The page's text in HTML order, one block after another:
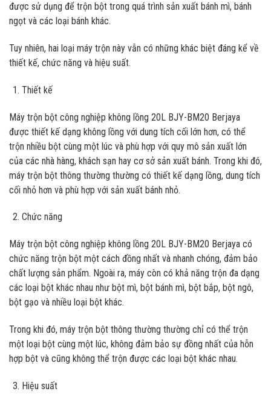
được sử dụng để trộn bột trong quá trình sản xuất bánh mì, bánh
ngọt và các loại bánh khác.
Tuy nhiên, hai loại máy trộn này vẫn có những khác biệt đáng kể về
thiết kế, chức năng và hiệu suất.
Thiết kế
Máy trộn bột công nghiệp không lồng 20L BJY-BM20 Berjaya
được thiết kế dạng không lồng với dung tích cối lớn hơn, có thể
trộn nhiều bột cùng một lúc và phù hợp với quy mô sản xuất lớn
của các nhà hàng, khách sạn hay cơ sở sản xuất bánh. Trong khi đó,
máy trộn bột thông thường thường có thiết kế dạng lồng, dung tích
cối nhỏ hơn và phù hợp với sản xuất bánh nhỏ.
Chức năng
Máy trộn bột công nghiệp không lồng 20L BJY-BM20 Berjaya có
chức năng trộn bột một cách đồng nhất và nhanh chóng, đảm bảo
chất lượng sản phẩm. Ngoài ra, máy còn có khả năng trộn đa dạng
các loại bột khác nhau như bột mì, bột bánh mì, bột bắp, bột ngô,
bột gạo và nhiều loại bột khác.
Trong khi đó, máy trộn bột thông thường thường chỉ có thể trộn
một loại bột cùng một lúc, không đảm bảo sự đồng nhất của hỗn
hợp bột và cũng không thể trộn được các loại bột khác nhau.
Hiệu suất